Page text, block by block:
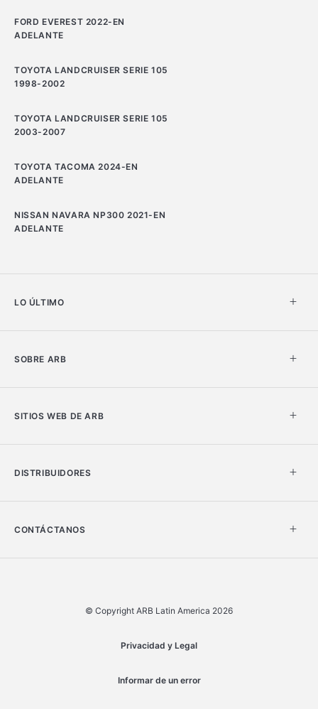
FORD EVEREST 2022-EN
ADELANTE
TOYOTA LANDCRUISER SERIE 105
1998-2002
TOYOTA LANDCRUISER SERIE 105
2003-2007
TOYOTA TACOMA 2024-EN
ADELANTE
NISSAN NAVARA NP300 2021-EN
ADELANTE
LO ÚLTIMO
SOBRE ARB
SITIOS WEB DE ARB
DISTRIBUIDORES
CONTÁCTANOS
© Copyright ARB Latin America 2026
Privacidad y Legal
Informar de un error